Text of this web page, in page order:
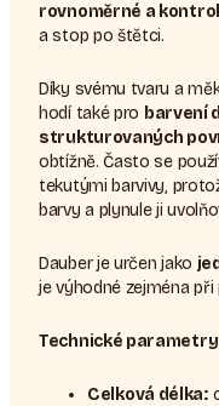
rovnoměrné a
a stop po štětci.
Díky svému tvaru a
hodí také pro barvení
strukturovaných
obtížně. Často se
tekutými barvivy,
barvy a plynule ji
Dauber je určen jako
je výhodné zejména
Technické
Celková délka: